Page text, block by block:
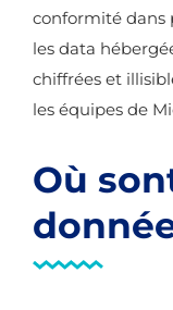
conformité dans
les data
chiffrées et
les équipes de
Où